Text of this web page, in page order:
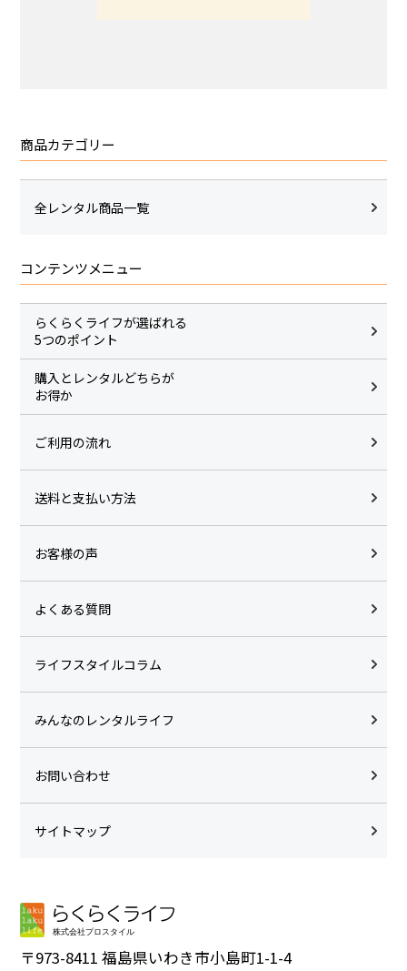
商品カテゴリー
全レンタル商品一覧
コンテンツメニュー
らくらくライフが選ばれる
5つのポイント
購入とレンタルどちらが
お得か
ご利用の流れ
送料と支払い方法
お客様の声
よくある質問
ライフスタイルコラム
みんなのレンタルライフ
お問い合わせ
サイトマップ
〒973-8411 福島県いわき市小島町1-1-4